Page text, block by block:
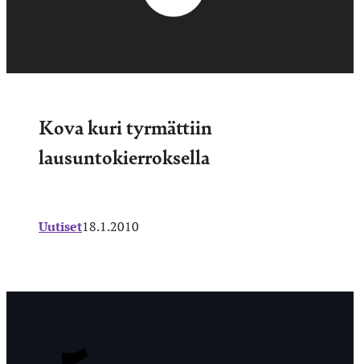
Kova kuri tyrmättiin
lausuntokierroksella
Uutiset18.1.2010